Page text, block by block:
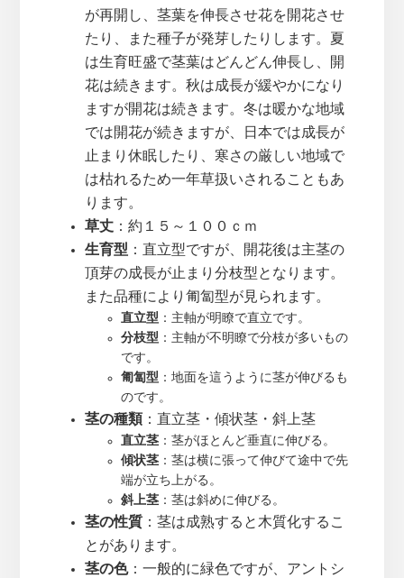
が再開し、茎葉を伸長させ花を開花させ
たり、また種子が発芽したりします。夏
は生育旺盛で茎葉はどんどん伸長し、開
花は続きます。秋は成長が緩やかになり
ますが開花は続きます。冬は暖かな地域
では開花が続きますが、日本では成長が
止まり休眠したり、寒さの厳しい地域で
は枯れるため一年草扱いされることもあ
ります。
草丈：約１５～１００ｃｍ
生育型 ：直立型ですが、開花後は主茎の
頂芽の成長が止まり分枝型となります。
また品種により匍匐型が見られます。
直立型 ：主軸が明瞭で直立です。
分枝型 ：主軸が不明瞭で分枝が多いもの
です。
匍匐型 ：地面を這うように茎が伸びるも
のです。
茎の種類：直立茎・傾状茎・斜上茎
直立茎：茎がほとんど垂直に伸びる。
傾状茎：茎は横に張って伸びて途中で先
端が立ち上がる。
斜上茎：茎は斜めに伸びる。
茎の性質：茎は成熟すると木質化するこ
とがあります。
茎の色：一般的に緑色ですが、アントシ